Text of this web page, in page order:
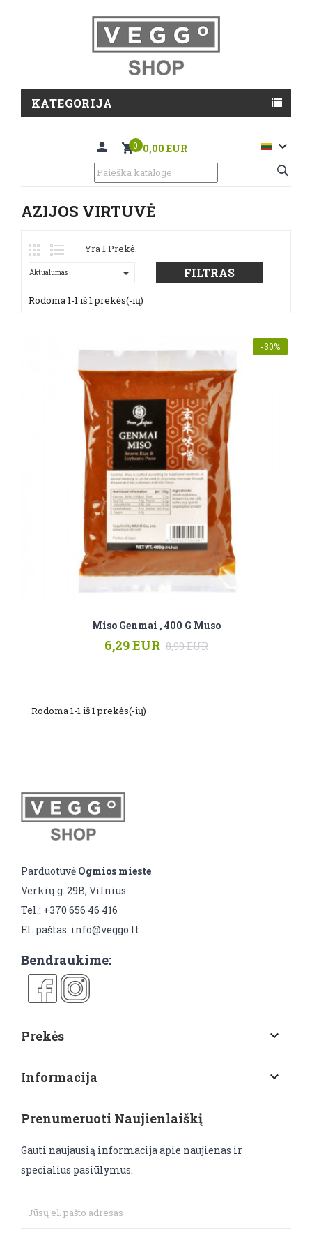
KATEGORIJA

0 0,00 EUR
AZIJOS VIRTUVĖ
Yra 1 Prekė.
Aktualumas  FILTRAS
Rodoma 1-1 iš 1 prekės(-ių)
-30%
Miso Genmai , 400 G Muso
6,29 EUR 8,99 EUR
Rodoma 1-1 iš 1 prekės(-ių)
Parduotuvė Ogmios mieste
Verkių g. 29B, Vilnius
Tel.: +370 656 46 416
El. paštas: info@veggo.lt
Bendraukime:
Prekės keyboard_arrow_down
Informacija keyboard_arrow_down
Prenumeruoti Naujienlaiškį
Gauti naujausią informacija apie naujienas ir
specialius pasiūlymus.